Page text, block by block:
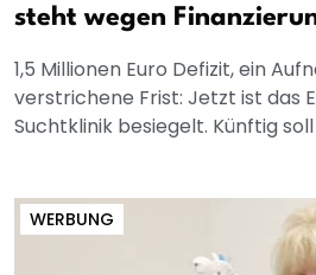
steht wegen
1,5 Millionen Euro Defizit, ein
verstrichene Frist: Jetzt ist das
Suchtklinik besiegelt. Künftig soll
WERBUNG